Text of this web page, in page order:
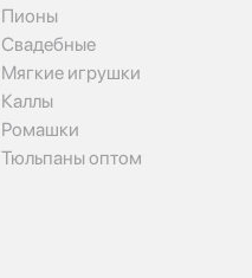
Пионы
Свадебные
Мягкие игрушки
Каллы
Ромашки
Тюльпаны оптом